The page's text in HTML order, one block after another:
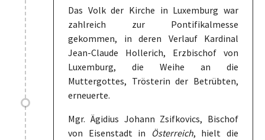
Das Volk der Kirche in Luxemburg war
zahlreich zur Pontifikalmesse
gekommen, in deren Verlauf Kardinal
Jean-Claude Hollerich, Erzbischof von
Luxemburg, die Weihe an die
Muttergottes, Trösterin der Betrübten,
erneuerte.
Mgr. Ägidius Johann Zsifkovics, Bischof
von Eisenstadt in
Österreich, hielt die